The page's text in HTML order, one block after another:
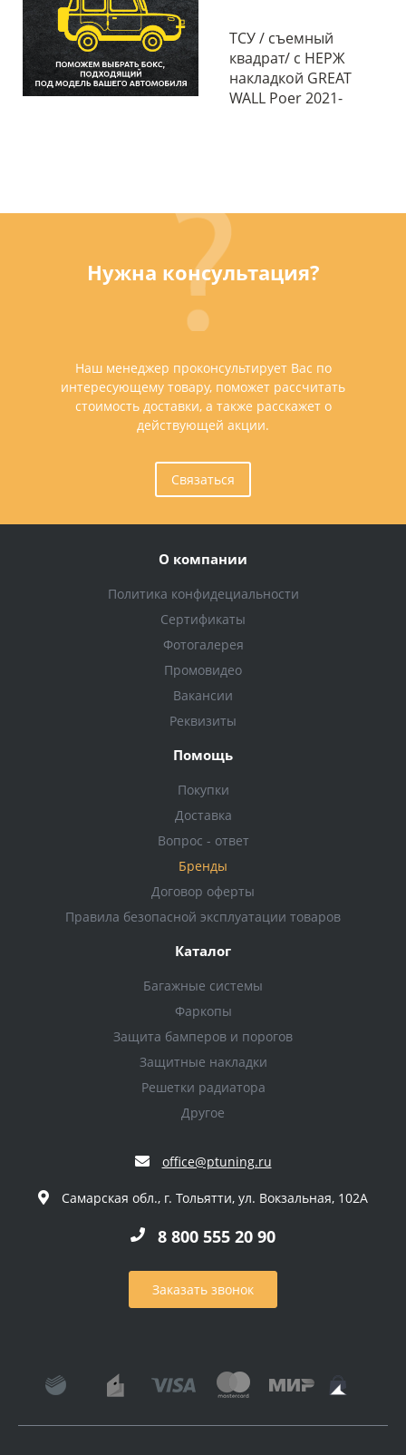
ТСУ / съемный
квадрат/ с НЕРЖ
накладкой GREAT
WALL Poer 2021-
Нужна консультация?
Наш менеджер проконсультирует Вас по
интересующему товару, поможет рассчитать
стоимость доставки, а также расскажет о
действующей акции.
Связаться
О компании
Политика конфидециальности
Сертификаты
Фотогалерея
Промовидео
Вакансии
Реквизиты
Помощь
Покупки
Доставка
Вопрос - ответ
Бренды
Договор оферты
Правила безопасной эксплуатации товаров
Каталог
Багажные системы
Фаркопы
Защита бамперов и порогов
Защитные накладки
Решетки радиатора
Другое
office@ptuning.ru
Самарская обл., г. Тольятти, ул. Вокзальная, 102А
8 800 555 20 90
Заказать звонок